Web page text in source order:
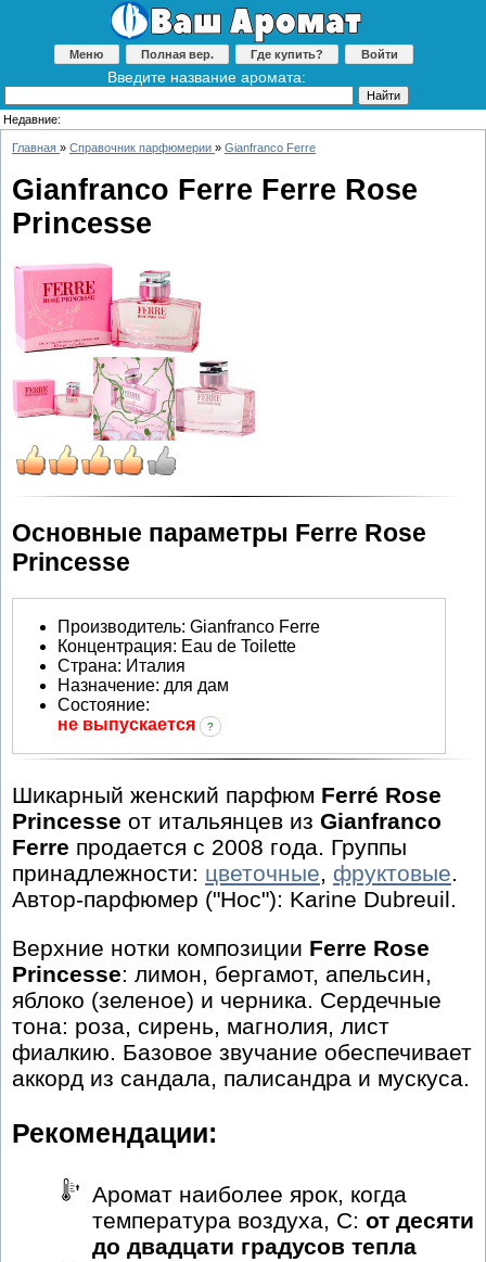
Меню Полная вер. Где купить? Войти
Введите название аромата:
Недавние:
Главная » Справочник парфюмерии » Gianfranco Ferre
Gianfranco Ferre Ferre Rose
Princesse
Основные параметры Ferre Rose
Princesse
Производитель: Gianfranco Ferre
Концентрация: Eau de Toilette
Страна: Италия
Назначение: для дам
Состояние:
не выпускается
?
Шикарный женский парфюм Ferré Rose
Princesse от итальянцев из Gianfranco
Ferre продается с 2008 года. Группы
принадлежности: цветочные, фруктовые.
Автор-парфюмер ("Нос"): Karine Dubreuil.
Верхние нотки композиции Ferre Rose
Princesse: лимон, бергамот, апельсин,
яблоко (зеленое) и черника. Сердечные
тона: роза, сирень, магнолия, лист
фиалкию. Базовое звучание обеспечивает
аккорд из сандала, палисандра и мускуса.
Рекомендации:
Аромат наиболее ярок, когда
температура воздуха, С: от десяти
до двадцати градусов тепла